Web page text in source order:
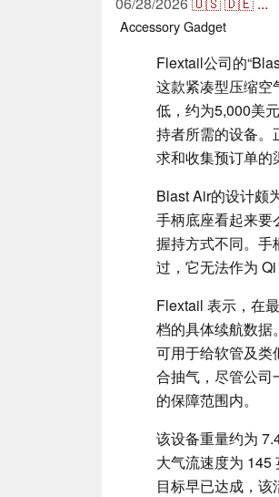
AccessoryGadget
Flextail公司的
这款紧凑型压缩
低，约为5,000美
持者所需的设备。
求和收集预订单的
Blast Air的设计颇
手柄底座看起来要
握持方式不同。手
过，它无法作为 Qi
Flextail 表示，在
档的具体续航数据
可用于给软管及类
合抽气，尽管公司
的保障范围内。
该设备重量约为
大气流速度为 145
目标早已达成，